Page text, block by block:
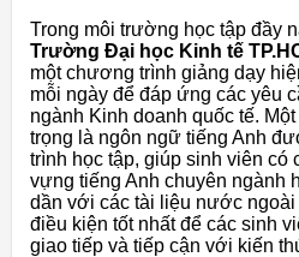
Trong môi trường học tập đầy
Trường Đại học Kinh tế
một chương trình giảng dạy
mỗi ngày để đáp ứng các yêu
ngành Kinh doanh quốc tế.
trọng là ngôn ngữ tiếng Anh
trình học tập, giúp sinh viên có
vựng tiếng Anh chuyên ngành
dần với các tài liệu nước
điều kiện tốt nhất để các sinh
giao tiếp và tiếp cận với kiến